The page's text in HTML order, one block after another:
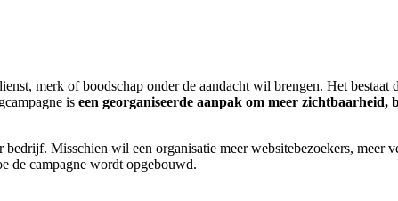
merk of boodschap onder de aandacht wil brengen. Het bestaat
is een georganiseerde aanpak om meer
Misschien wil een organisatie meer websitebezoekers, meer
de campagne wordt opgebouwd.